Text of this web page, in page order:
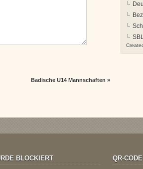
Badische U14 Mannschaften »
BLOCKIERT QR-CODE